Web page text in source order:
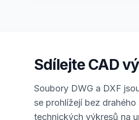
Sdílejte CAD
Soubory DWG a DXF
se prohlížejí bez
technických výkresů na